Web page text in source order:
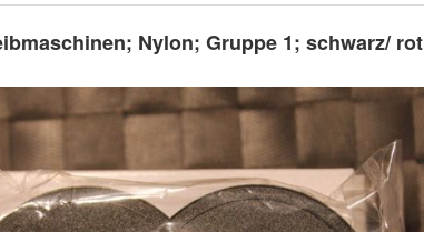
Nylon; Gruppe 1; schwarz/ rot